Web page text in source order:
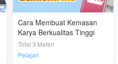
Cara Membuat Kemasan
Karya Berkualitas Tinggi
Total 3 Materi
Pelajari